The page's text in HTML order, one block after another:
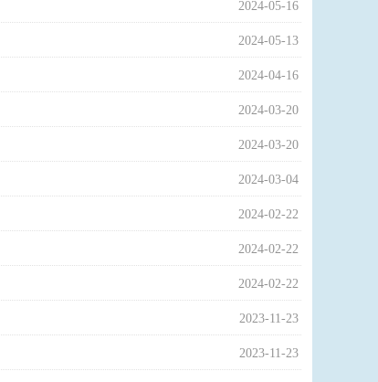
2024-05-16
2024-05-13
2024-04-16
2024-03-20
2024-03-20
2024-03-04
2024-02-22
2024-02-22
2024-02-22
2023-11-23
2023-11-23